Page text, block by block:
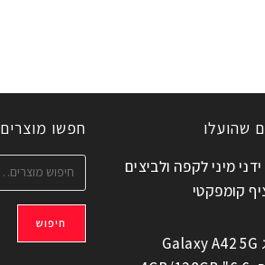
שהועלו
מיני לקפה ולביצים
קומפקטי
סמסונג Galaxy A42 5G
חפשו מוצרים
חיפוש